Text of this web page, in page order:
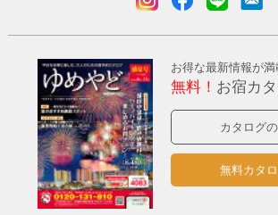
お得な最新情報が満
無料！ お宿カ
カタログ
無料カタ